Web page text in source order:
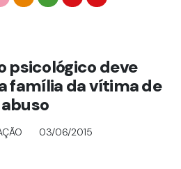
psicológico deve
família da vítima de
abuso
03/06/2015